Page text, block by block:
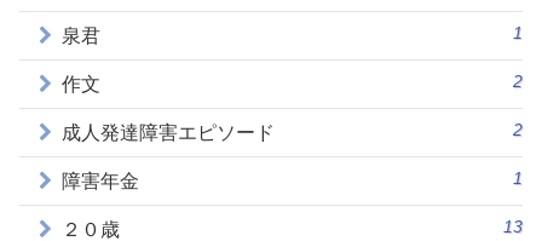
泉君 1
作文 2
成人発達障害エピソード 2
障害年金 1
２０歳 13